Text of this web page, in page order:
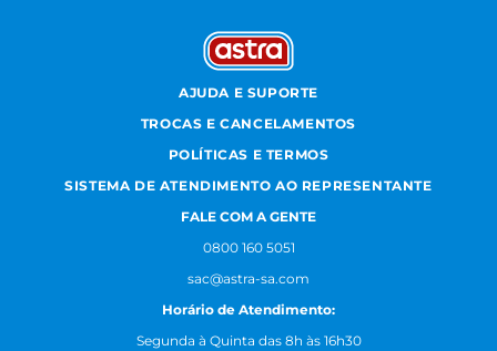
AJUDA E SUPORTE
TROCAS E CANCELAMENTOS
POLÍTICAS E TERMOS
SISTEMA DE ATENDIMENTO AO REPRESENTANTE
FALE COM A GENTE
0800 160 5051
sac@astra-sa.com
Horário de Atendimento:
Segunda à Quinta das 8h às 16h30